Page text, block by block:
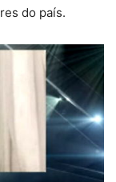
do país.